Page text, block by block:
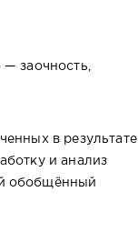
заочность,
в результате
и анализ
обобщённый